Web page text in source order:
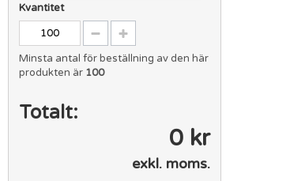
Kvantitet
Minsta antal för beställning av den här
produkten är 100
Totalt:
0 kr
exkl. moms.